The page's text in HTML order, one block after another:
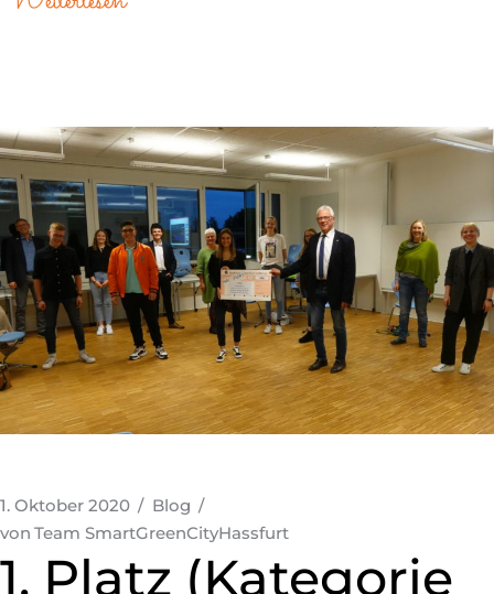
1. Oktober 2020
Blog
von Team SmartGreenCityHassfurt
1. Platz (Kategorie